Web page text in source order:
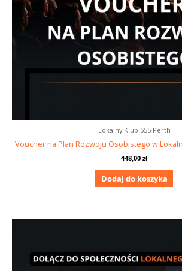
Lokalny Klub 555 Perth
Voucher na Plan Rozwoju Osobistego w
448,00 zł
Dodaj do koszyka